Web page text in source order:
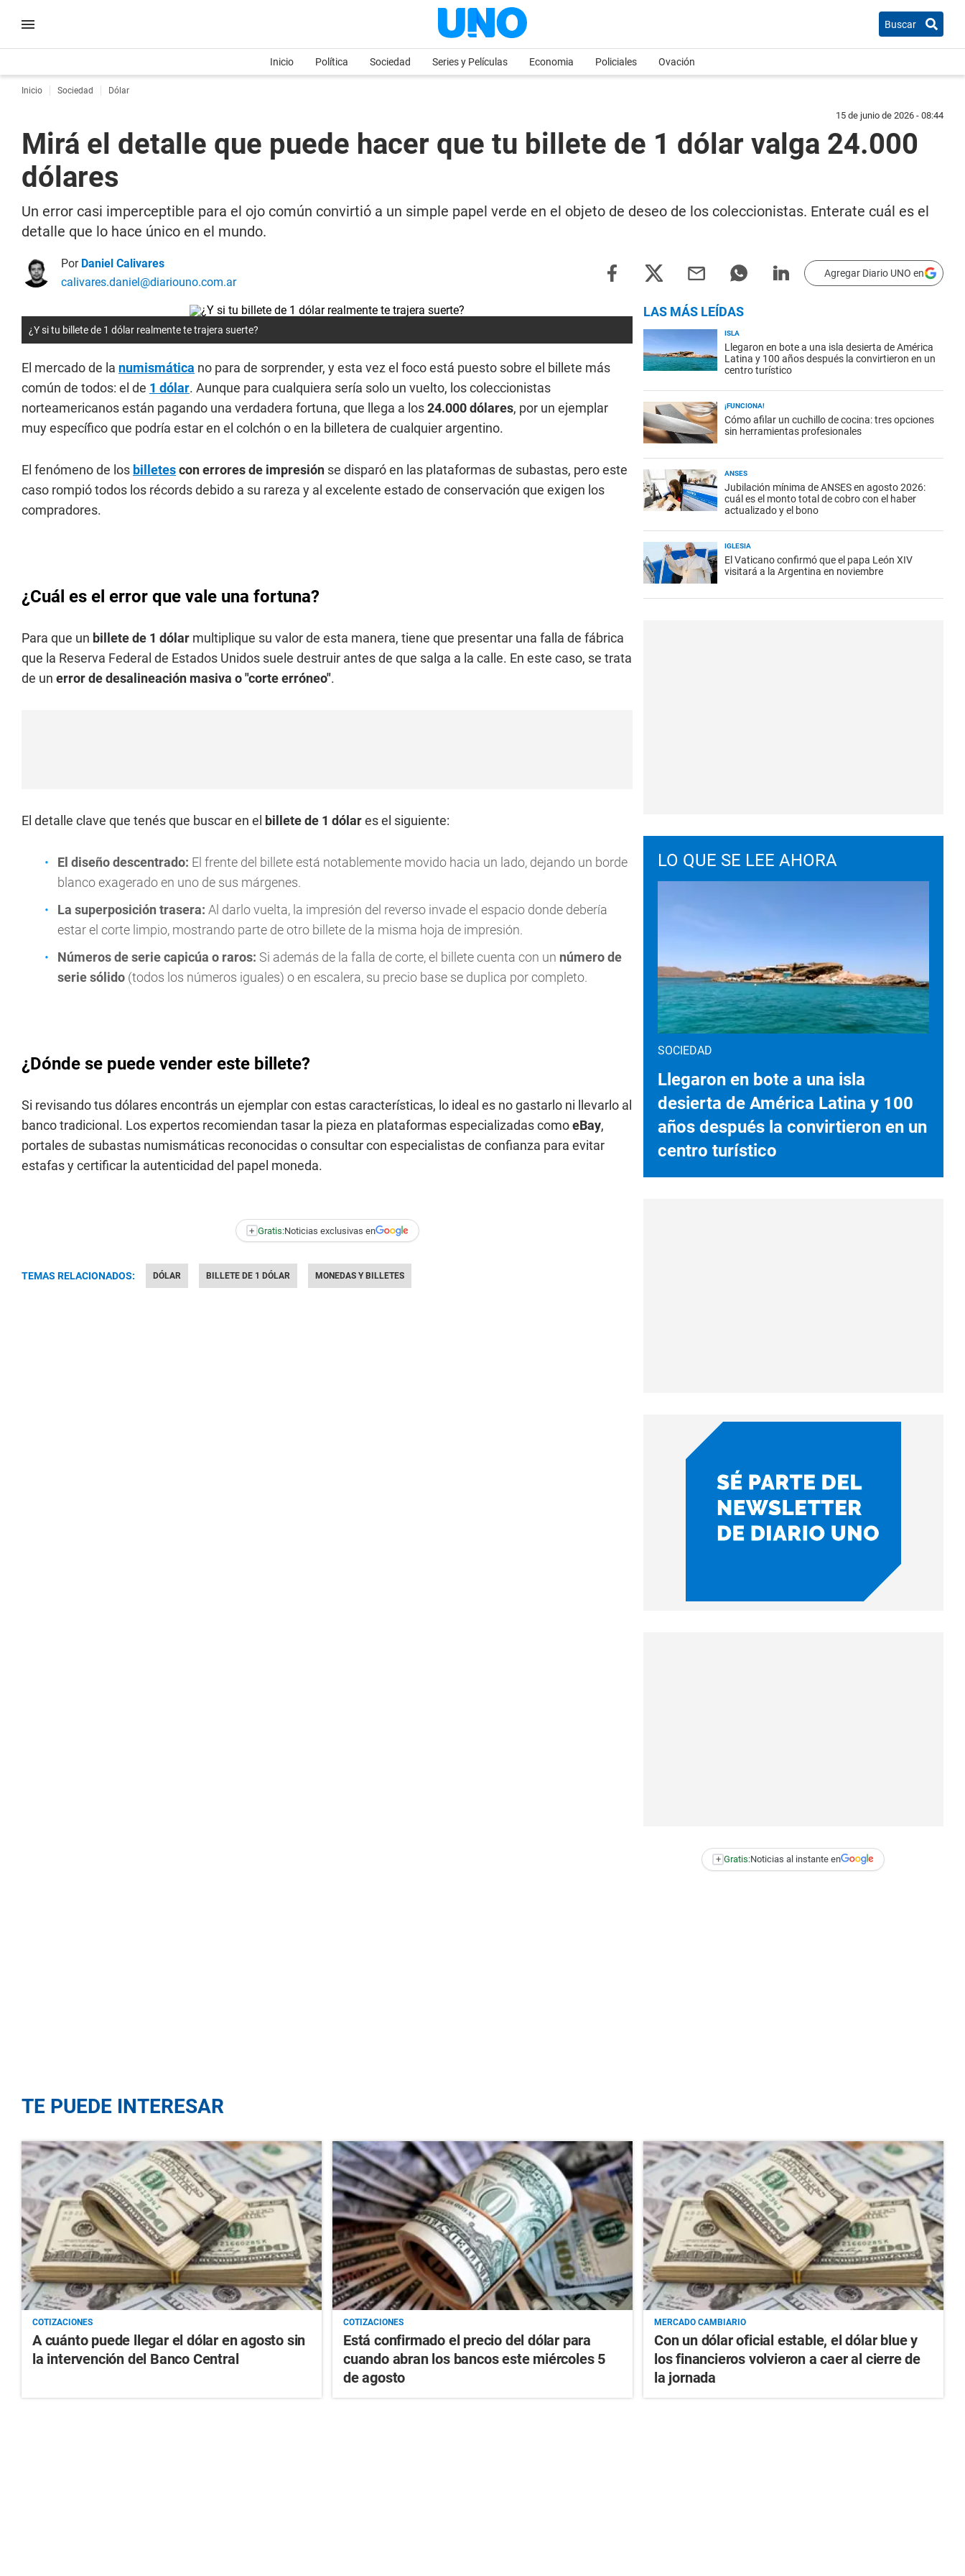
Buscar
Inicio Política Sociedad Series y Películas Economia Policiales Ovación
Inicio Sociedad Dólar
15 de junio de 2026 - 08:44
Mirá el detalle que puede hacer que tu billete de 1 dólar valga 24.000
dólares
Un error casi imperceptible para el ojo común convirtió a un simple papel verde en el objeto de deseo de los coleccionistas. Enterate cuál es el
detalle que lo hace único en el mundo.
Por Daniel Calivares
calivares.daniel@diariouno.com.ar
Agregar Diario UNO en
¿Y si tu billete de 1 dólar realmente te trajera suerte?
El mercado de la numismática no para de sorprender, y esta vez el foco está puesto sobre el billete más
común de todos: el de 1 dólar. Aunque para cualquiera sería solo un vuelto, los coleccionistas
norteamericanos están pagando una verdadera fortuna, que llega a los24.000 dólares, por un ejemplar
muy específico que podría estar en el colchón o en la billetera de cualquier argentino.
El fenómeno de los billetescon errores de impresión se disparó en las plataformas de subastas, pero este
caso rompió todos los récords debido a su rareza y al excelente estado de conservación que exigen los
compradores.
¿Cuál es el error que vale una fortuna?
Para que un billete de 1 dólar multiplique su valor de esta manera, tiene que presentar una falla de fábrica
que la Reserva Federal de Estados Unidos suele destruir antes de que salga a la calle. En este caso, se trata
de un error de desalineación masiva o "corte erróneo".
El detalle clave que tenés que buscar en el billete de 1 dólares el siguiente:
El diseño descentrado: El frente del billete está notablemente movido hacia un lado, dejando un borde
blanco exagerado en uno de sus márgenes.
La superposición trasera: Al darlo vuelta, la impresión del reverso invade el espacio donde debería
estar el corte limpio, mostrando parte de otro billete de la misma hoja de impresión.
Números de serie capicúa o raros: Si además de la falla de corte, el billete cuenta con un número de
serie sólido (todos los números iguales) o en escalera, su precio base se duplica por completo.
¿Dónde se puede vender este billete?
Si revisando tus dólares encontrás un ejemplar con estas características, lo ideal es no gastarlo ni llevarlo al
banco tradicional. Los expertos recomiendan tasar la pieza en plataformas especializadas comoeBay,
portales de subastas numismáticas reconocidas o consultar con especialistas de confianza para evitar
estafas y certificar la autenticidad del papel moneda.
+ Gratis:Noticias exclusivas en
TEMAS RELACIONADOS: DÓLAR BILLETE DE 1 DÓLAR MONEDAS Y BILLETES
LAS MÁS LEÍDAS
ISLA
Llegaron en bote a una isla desierta de América
Latina y 100 años después la convirtieron en un
centro turístico
¡FUNCIONA!
Cómo afilar un cuchillo de cocina: tres opciones
sin herramientas profesionales
ANSES
Jubilación mínima de ANSES en agosto 2026:
cuál es el monto total de cobro con el haber
actualizado y el bono
IGLESIA
El Vaticano confirmó que el papa León XIV
visitará a la Argentina en noviembre
LO QUE SE LEE AHORA
SOCIEDAD
Llegaron en bote a una isla
desierta de América Latina y 100
años después la convirtieron en un
centro turístico
+ Gratis:Noticias al instante en
TE PUEDE INTERESAR
COTIZACIONES
A cuánto puede llegar el dólar en agosto sin
la intervención del Banco Central
COTIZACIONES
Está confirmado el precio del dólar para
cuando abran los bancos este miércoles 5
de agosto
MERCADO CAMBIARIO
Con un dólar oficial estable, el dólar blue y
los financieros volvieron a caer al cierre de
la jornada